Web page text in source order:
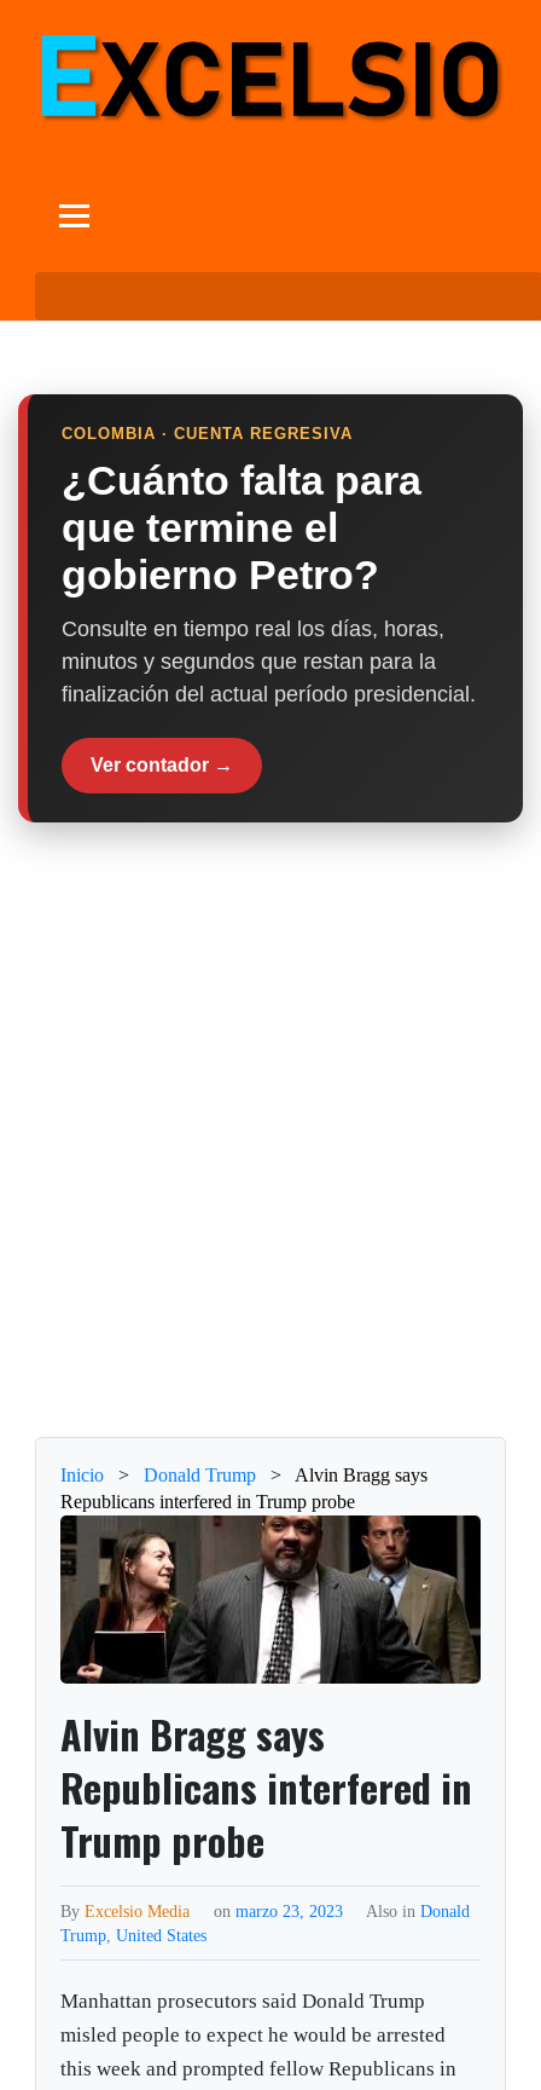
COLOMBIA · CUENTA REGRESIVA
¿Cuánto falta para
que termine el
gobierno Petro?
Consulte en tiempo real los días, horas,
minutos y segundos que restan para la
finalización del actual período presidencial.
Ver contador →
Inicio > Donald Trump >
Alvin Bragg says
Republicans interfered in Trump probe
Alvin Bragg says
Republicans interfered in
Trump probe
ByExcelsio Media on marzo 23, 2023 Also in Donald
Trump,United States
Manhattan prosecutors said Donald Trump
misled people to expect he would be arrested
this week and prompted fellow Republicans in